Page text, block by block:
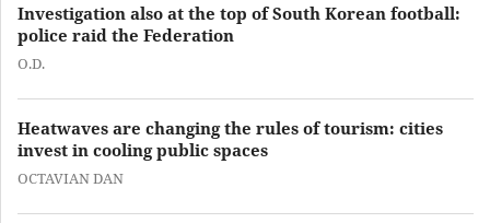
Investigation also at the top of South Korean football:
police raid the Federation
O.D.
Heatwaves are changing the rules of tourism: cities
invest in cooling public spaces
OCTAVIAN DAN